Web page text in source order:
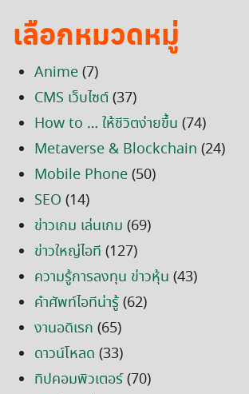
เลือกหมวดหมู่
Anime(7)
CMS เว็บไซต์(37)
How to … ให้ชีวิตง่ายขึ้น (74)
Metaverse & Blockchain (24)
Mobile Phone(50)
SEO (14)
ข่าวเกม เล่นเกม (69)
ข่าวใหญ่ไอที (127)
ความรู้การลงทุน ข่าวหุ้น (43)
คำศัพท์ไอทีน่ารู้(62)
งานอดิเรก (65)
ดาวน์โหลด (33)
ทิปคอมพิวเตอร์(70)